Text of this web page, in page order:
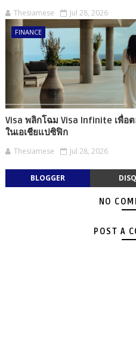
Thesiamese Jul 28, 2026
FINANCE
Visa พลิกโฉม Visa Infinite เพื่อ
ในเอเชียแปซิฟิก
Thesiamese Jul 28, 2026
BLOGGER
NO
POST A